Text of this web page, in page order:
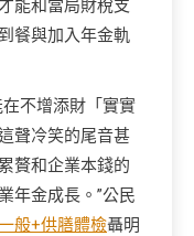
能和當局財稅支
餐與加入年金軌
不增添財「實實
聲冷笑的尾音甚
贅和企業本錢的
年金成長。”公民
般+供膳體檢聶明